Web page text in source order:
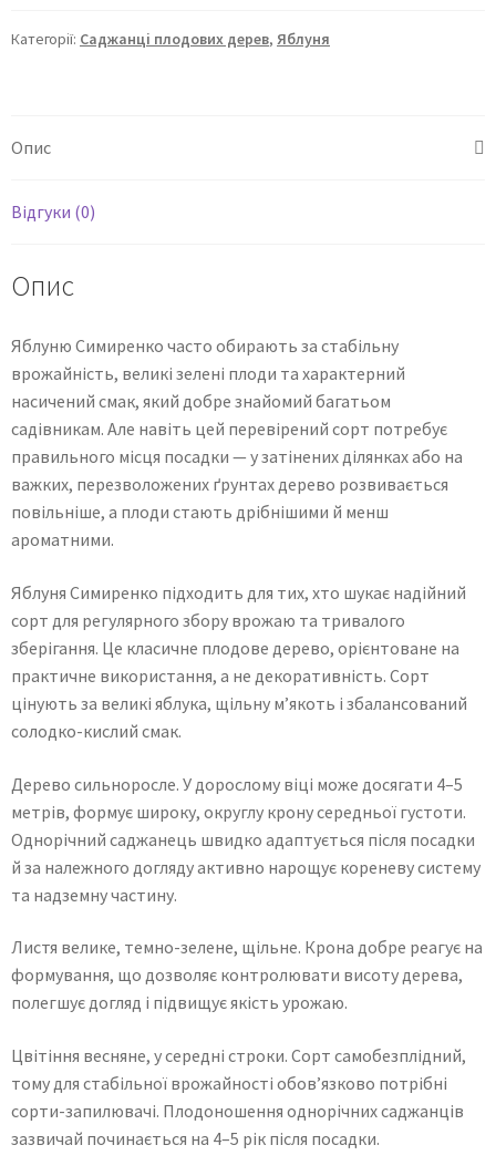
Категорії: Саджанці плодових дерев, Яблуня
Опис
Відгуки (0)
Опис
Яблуню Симиренко часто обирають за стабільну
врожайність, великі зелені плоди та характерний
насичений смак, який добре знайомий багатьом
садівникам. Але навіть цей перевірений сорт потребує
правильного місця посадки — у затінених ділянках або на
важких, перезволожених ґрунтах дерево розвивається
повільніше, а плоди стають дрібнішими й менш
ароматними.
Яблуня Симиренко підходить для тих, хто шукає надійний
сорт для регулярного збору врожаю та тривалого
зберігання. Це класичне плодове дерево, орієнтоване на
практичне використання, а не декоративність. Сорт
цінують за великі яблука, щільну м’якоть і збалансований
солодко-кислий смак.
Дерево сильноросле. У дорослому віці може досягати 4–5
метрів, формує широку, округлу крону середньої густоти.
Однорічний саджанець швидко адаптується після посадки
й за належного догляду активно нарощує кореневу систему
та надземну частину.
Листя велике, темно-зелене, щільне. Крона добре реагує на
формування, що дозволяє контролювати висоту дерева,
полегшує догляд і підвищує якість урожаю.
Цвітіння весняне, у середні строки. Сорт самобезплідний,
тому для стабільної врожайності обов’язково потрібні
сорти-запилювачі. Плодоношення однорічних саджанців
зазвичай починається на 4–5 рік після посадки.